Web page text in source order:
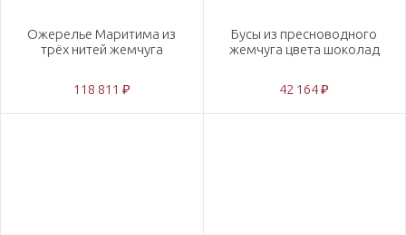
Ожерелье Маритима из
трёх нитей жемчуга
118 811 ₽
Бусы из пресноводного
жемчуга цвета шоколад
42 164 ₽